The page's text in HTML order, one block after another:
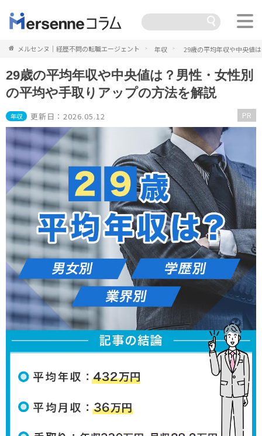
メルセンヌ｜経歴不問の転職エージェント 年収 29歳の平均年収や中央値
29歳の平均年収や中央値は？男性・女性別
の平均や手取りアップの方法を解説
年収 更新日：2026.05.12 PR